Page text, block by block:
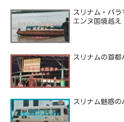
スリナム・パ
エンヌ国境越え
スリナムの首
スリナム魅惑の